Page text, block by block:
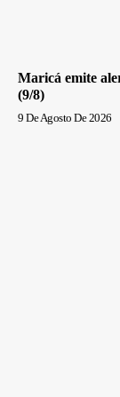
Maricá emite
(9/8)
9 De Agosto De 2026